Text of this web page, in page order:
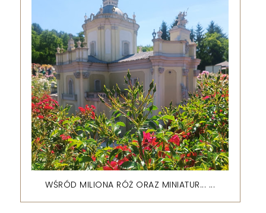
WŚRÓD MILIONA RÓŻ ORAZ MINIATUR... ...